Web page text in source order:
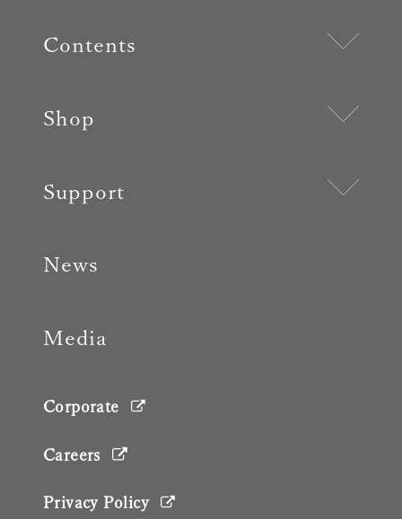
Contents
Shop
Support
News
Media
Corporate
Careers
Privacy Policy